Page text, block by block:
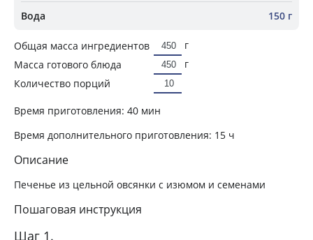
Вода 150 г
Общая масса ингредиентов
г
Масса готового блюда
г
Количество порций
Время приготовления: 40 мин
Время дополнительного приготовления: 15 ч
Описание
Печенье из цельной овсянки с изюмом и семенами
Пошаговая инструкция
Шаг 1.